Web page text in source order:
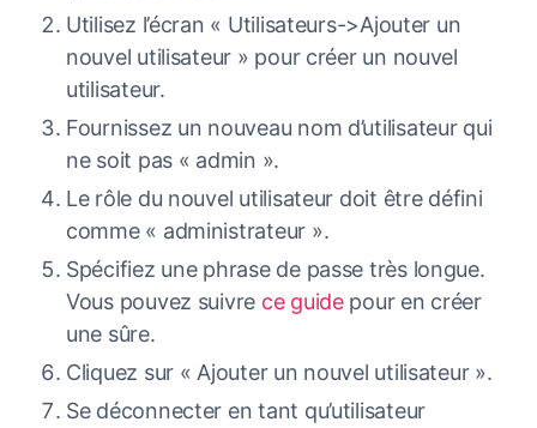
Utilisez l’écran « Utilisateurs->Ajouter un
nouvel utilisateur » pour créer un nouvel
utilisateur.
Fournissez un nouveau nom d’utilisateur qui
ne soit pas « admin ».
Le rôle du nouvel utilisateur doit être défini
comme « administrateur ».
Spécifiez une phrase de passe très longue.
Vous pouvez suivre ce guidepour en créer
une sûre.
Cliquez sur « Ajouter un nouvel utilisateur ».
Se déconnecter en tant qu’utilisateur